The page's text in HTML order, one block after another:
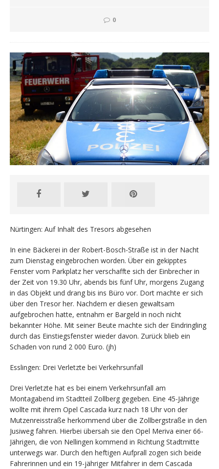
0
Nürtingen: Auf Inhalt des Tresors abgesehen
In eine Bäckerei in der Robert-Bosch-Straße ist in der Nacht
zum Dienstag eingebrochen worden. Über ein gekipptes
Fenster vom Parkplatz her verschaffte sich der Einbrecher in
der Zeit von 19.30 Uhr, abends bis fünf Uhr, morgens Zugang
in das Objekt und drang bis ins Büro vor. Dort machte er sich
über den Tresor her. Nachdem er diesen gewaltsam
aufgebrochen hatte, entnahm er Bargeld in noch nicht
bekannter Höhe. Mit seiner Beute machte sich der Eindringling
durch das Einstiegsfenster wieder davon. Zurück blieb ein
Schaden von rund 2 000 Euro. (jh)
Esslingen: Drei Verletzte bei Verkehrsunfall
Drei Verletzte hat es bei einem Verkehrsunfall am
Montagabend im Stadtteil Zollberg gegeben. Eine 45-Jährige
wollte mit ihrem Opel Cascada kurz nach 18 Uhr von der
Mutzenreisstraße herkommend über die Zollbergstraße in den
Jusiweg fahren. Hierbei übersah sie den Opel Meriva einer 66-
Jährigen, die von Nellingen kommend in Richtung Stadtmitte
unterwegs war. Durch den heftigen Aufprall zogen sich beide
Fahrerinnen und ein 19-jähriger Mitfahrer in dem Cascada